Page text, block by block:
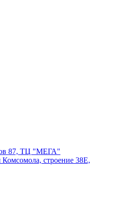
87, ТЦ "МЕГА"
Комсомола, строение 38Е,